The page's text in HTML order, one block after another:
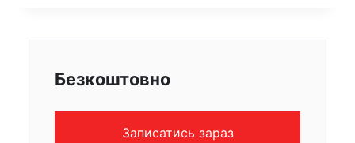
Безкоштовно
Записатись зараз